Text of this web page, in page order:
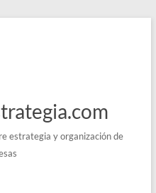
estrategia y organización de